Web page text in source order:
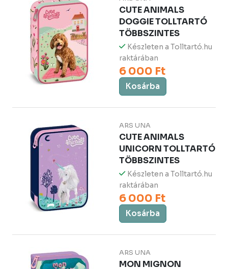
CUTE ANIMALS
DOGGIE TOLLTARTÓ
TÖBBSZINTES
Készleten a Tolltartó.hu
raktárában
6 000 Ft
Kosárba
ARS UNA
CUTE ANIMALS
UNICORN TOLLTARTÓ
TÖBBSZINTES
Készleten a Tolltartó.hu
raktárában
6 000 Ft
Kosárba
ARS UNA
MON MIGNON